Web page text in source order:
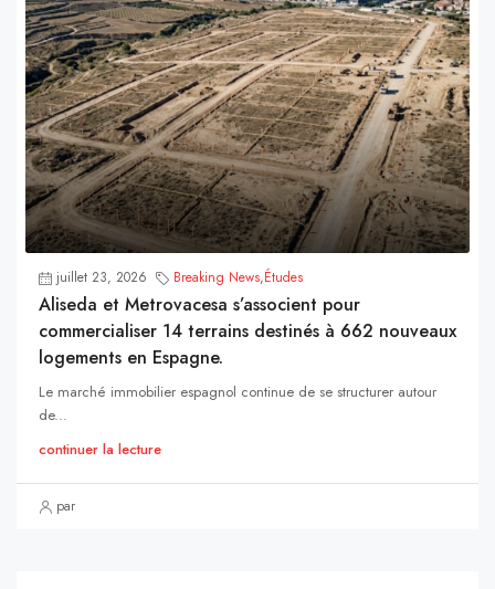
juillet 23, 2026 Breaking News,Études
Aliseda et Metrovacesa s’associent pour
commercialiser 14 terrains destinés à 662 nouveaux
logements en Espagne.
Le marché immobilier espagnol continue de se structurer autour
de...
continuer la lecture
par